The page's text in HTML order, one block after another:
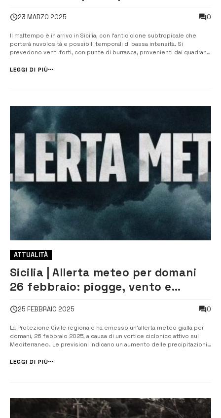
23 MARZO 2025 0
Il maltempo è in arrivo in Sicilia, con l’anticiclone subtropicale che
porterà nuvolosità e possibili temporali di bassa intensità. Si
prevedono venti forti, con punte di burrasca, provenienti dai quadranti
settentrionali dell’isola. Possibilità di mareggiate lungo ...
LEGGI DI PIÙ
ATTUALITÀ
Sicilia | Allerta meteo per domani
26 febbraio: piogge, vento e
25 FEBBRAIO 2025 0
La Protezione Civile regionale ha emesso un’allerta meteo gialla per
domani, 26 febbraio 2025, a causa di un vortice ciclonico attivo sul
Mediterraneo. Le previsioni indicano un aumento delle precipitazioni
con possibili rovesci e temporali. I settori nordorientali potr...
LEGGI DI PIÙ